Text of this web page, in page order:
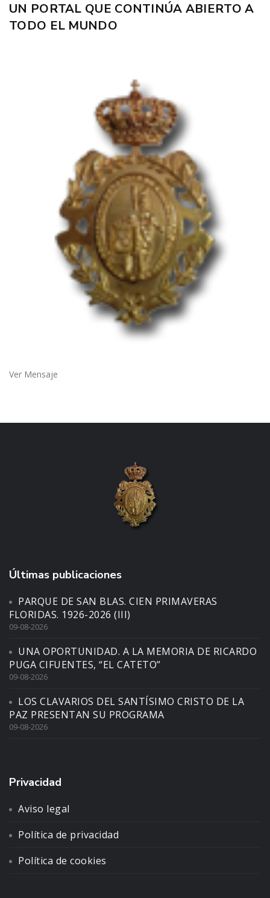
UN PORTAL QUE CONTINÚA ABIERTO A
TODO EL MUNDO
Ver Mensaje
Últimas publicaciones
PARQUE DE SAN BLAS. CIEN PRIMAVERAS
FLORIDAS. 1926-2026 (III)
09-08-2026
UNA OPORTUNIDAD. A LA MEMORIA DE RICARDO
PUGA CIFUENTES, “EL CATETO”
09-08-2026
LOS CLAVARIOS DEL SANTÍSIMO CRISTO DE LA
PAZ PRESENTAN SU PROGRAMA
09-08-2026
Privacidad
Aviso legal
Política de privacidad
Política de cookies